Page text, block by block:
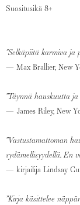
Suositusikä 8+
"Selkäpiitä karmiva ja
— Max Brallier, New
”Täynnä hauskuutta
— James Riley, New
”Vastustamattoman
sydämellisyydellä. En
— kirjailija Lindsay
”Kirja käsittelee